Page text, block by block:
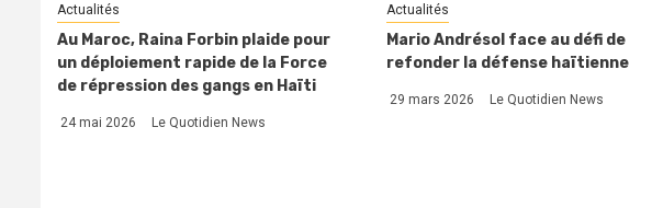
Actualités
Au Maroc, Raina Forbin plaide pour
un déploiement rapide de la Force
de répression des gangs en Haïti
24 mai 2026 Le Quotidien News
Actualités
Mario Andrésol face au défi de
refonder la défense haïtienne
29 mars 2026 Le Quotidien News